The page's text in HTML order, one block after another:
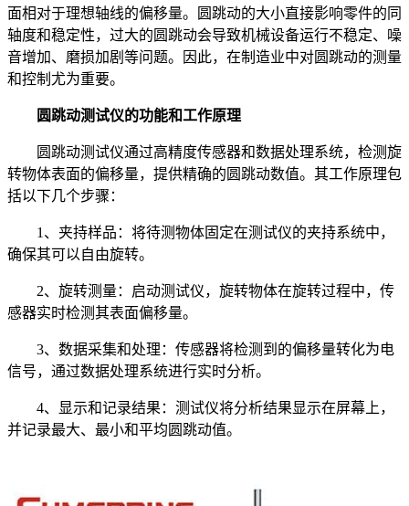
面相对于理想轴线的偏移量。圆跳动的大小直接影响零件的同
轴度和稳定性，过大的圆跳动会导致机械设备运行不稳定、噪
音增加、磨损加剧等问题。因此，在制造业中对圆跳动的测量
和控制尤为重要。
圆跳动测试仪的功能和工作原理
圆跳动测试仪通过高精度传感器和数据处理系统，检测旋
转物体表面的偏移量，提供精确的圆跳动数值。其工作原理包
括以下几个步骤：
1、夹持样品：将待测物体固定在测试仪的夹持系统中，
确保其可以自由旋转。
2、旋转测量：启动测试仪，旋转物体在旋转过程中，传
感器实时检测其表面偏移量。
3、数据采集和处理：传感器将检测到的偏移量转化为电
信号，通过数据处理系统进行实时分析。
4、显示和记录结果：测试仪将分析结果显示在屏幕上，
并记录最大、最小和平均圆跳动值。